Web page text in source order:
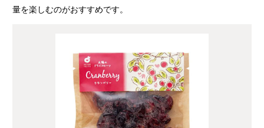
量を楽しむのがおすすめです。